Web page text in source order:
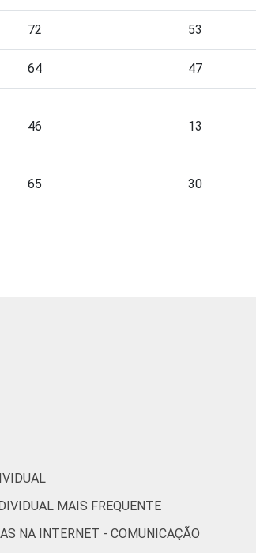
72 53
64 47
46 13
65 30
65
48 48
MAIS FREQUENTE
NA INTERNET - COMUNICAÇÃO